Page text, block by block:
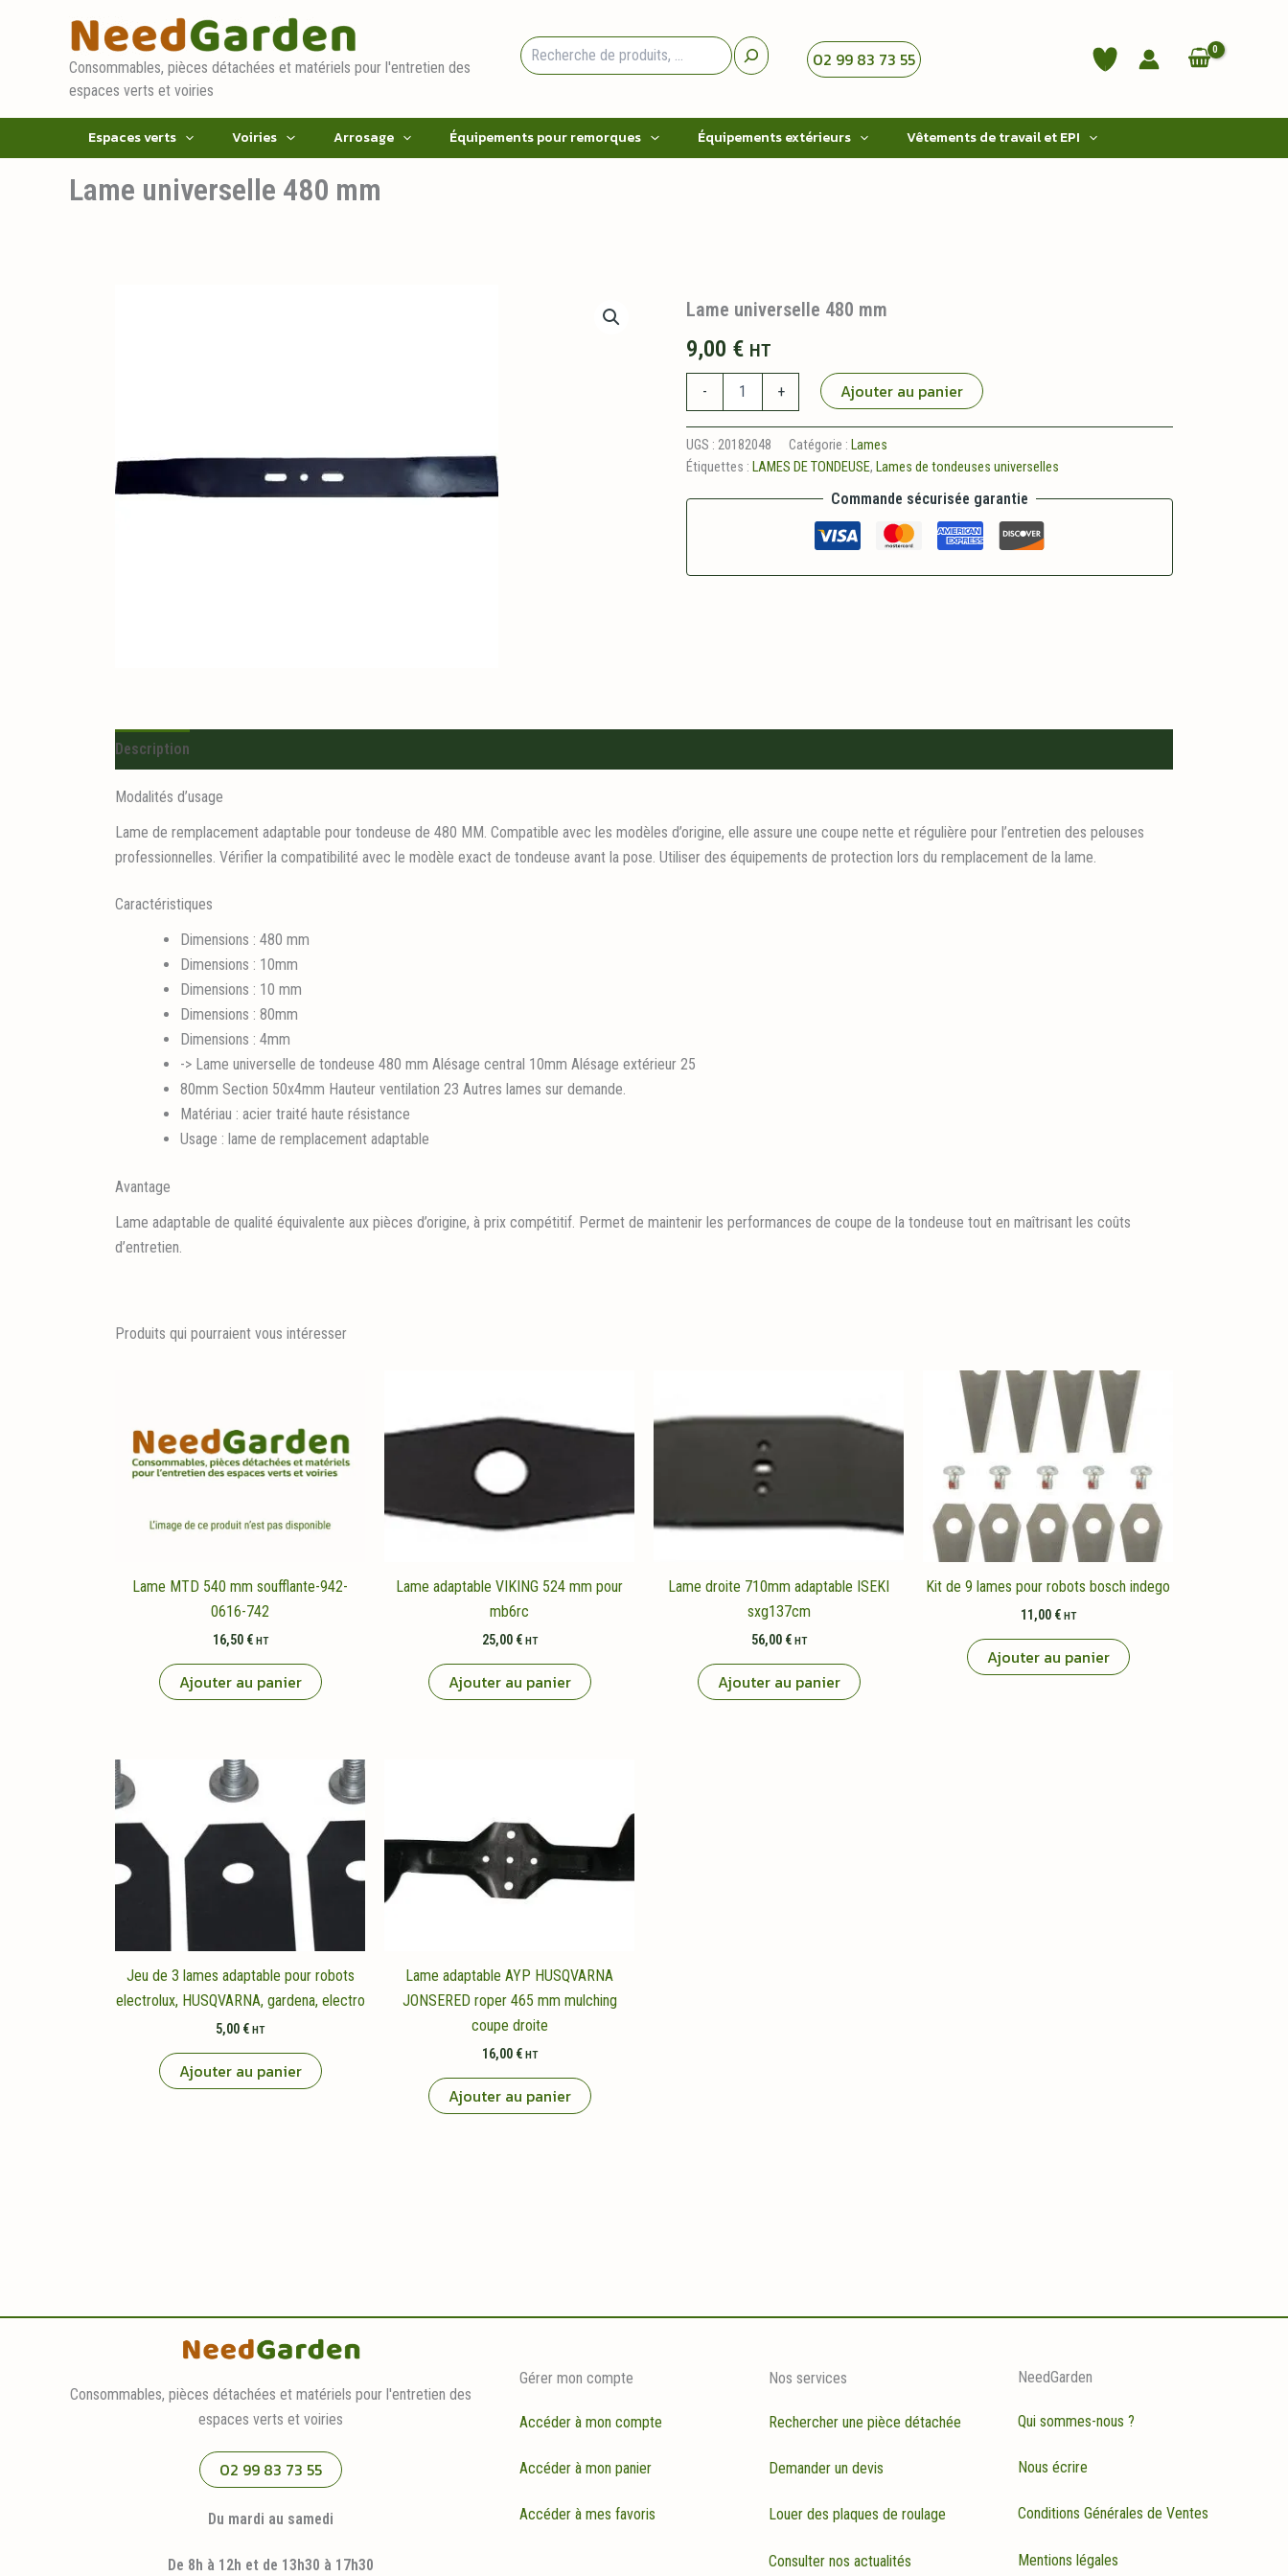
Consommables, pièces détachées et matériels pour l'entretien des
espaces verts et voiries
02 99 83 73 55
Espaces verts Voiries Arrosage Équipements pour remorques Équipements extérieurs Vêtements de travail et EPI
Lame universelle 480 mm
Lame universelle 480 mm
9,00 € HT
-
universelle
480
mm
+ Ajouter au panier
UGS :20182048 Catégorie : Lames
Étiquettes : LAMES DE TONDEUSE, Lames de tondeuses universelles
Commande sécurisée garantie
Description
Modalités d’usage
Lame de remplacement adaptable pour tondeuse de 480 MM. Compatible avec les modèles d’origine, elle assure une coupe nette et régulière pour l’entretien des pelouses
professionnelles. Vérifier la compatibilité avec le modèle exact de tondeuse avant la pose. Utiliser des équipements de protection lors du remplacement de la lame.
Caractéristiques
Dimensions : 480 mm
Dimensions : 10mm
Dimensions : 10 mm
Dimensions : 80mm
Dimensions : 4mm
-> Lame universelle de tondeuse 480 mm Alésage central 10mm Alésage extérieur 25
80mm Section 50x4mm Hauteur ventilation 23 Autres lames sur demande.
Matériau : acier traité haute résistance
Usage : lame de remplacement adaptable
Avantage
Lame adaptable de qualité équivalente aux pièces d’origine, à prix compétitif. Permet de maintenir les performances de coupe de la tondeuse tout en maîtrisant les coûts
d’entretien.
Produits qui pourraient vous intéresser
Lame MTD 540 mm soufflante-942-
0616-742
16,50 € HT
Ajouter au panier
Lame adaptable VIKING 524 mm pour
mb6rc
25,00 € HT
Ajouter au panier
Lame droite 710mm adaptable ISEKI
sxg137cm
56,00 € HT
Ajouter au panier
Kit de 9 lames pour robots bosch indego
11,00 € HT
Ajouter au panier
Jeu de 3 lames adaptable pour robots
electrolux, HUSQVARNA, gardena, electro
5,00 € HT
Ajouter au panier
Lame adaptable AYP HUSQVARNA
JONSERED roper 465 mm mulching
coupe droite
16,00 € HT
Ajouter au panier
Consommables, pièces détachées et matériels pour l'entretien des
espaces verts et voiries
02 99 83 73 55
Du mardi au samedi
De 8h à 12h et de 13h30 à 17h30
Gérer mon compte
Accéder à mon compte
Accéder à mon panier
Accéder à mes favoris
Nos services
Rechercher une pièce détachée
Demander un devis
Louer des plaques de roulage
Consulter nos actualités
NeedGarden
Qui sommes-nous ?
Nous écrire
Conditions Générales de Ventes
Mentions légales